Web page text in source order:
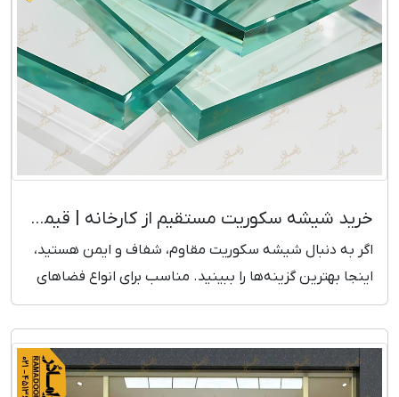
خرید شیشه سکوریت مستقیم از کارخانه | قیمت بروز و رقابتی
اگر به دنبال شیشه سکوریت مقاوم، شفاف و ایمن هستید،
اینجا بهترین گزینه‌ها را ببینید. مناسب برای انواع فضاهای
ساختمانی و تجاری.